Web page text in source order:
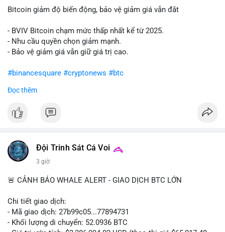
Bitcoin giảm độ biến động, bảo vệ giảm giá vẫn đắt
- BVIV Bitcoin chạm mức thấp nhất kể từ 2025.
- Nhu cầu quyền chọn giảm mạnh.
- Bảo vệ giảm giá vẫn giữ giá trị cao.
#binancesquare #cryptonews #btc
$btc
#vlikevn #titanbot
Đọc thêm
Đội Trinh Sát Cá Voi
3 giờ
🚨 CẢNH BÁO WHALE ALERT - GIAO DỊCH BTC LỚN
Chi tiết giao dịch:
- Mã giao dịch: 27b99c05...77894731
- Khối lượng di chuyển: 52.0936 BTC